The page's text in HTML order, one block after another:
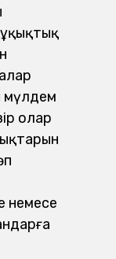
мүлдем
олар
немесе